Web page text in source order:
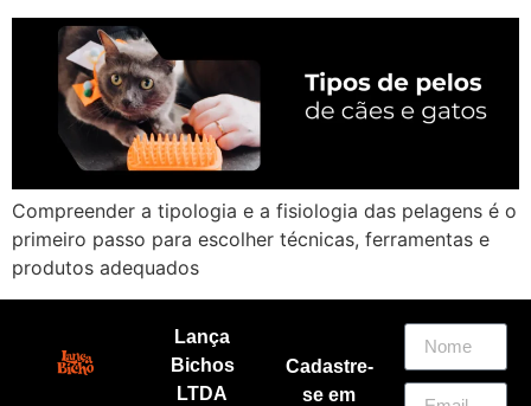
Compreender a tipologia e a fisiologia das pelagens é o
primeiro passo para escolher técnicas, ferramentas e
produtos adequados
Lança
Bichos
LTDA
Cadastre-
se em